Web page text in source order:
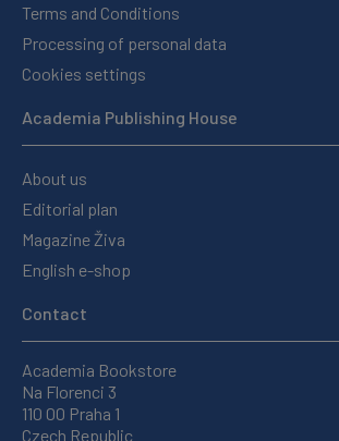
Terms and Conditions
Processing of personal data
Cookies settings
Academia Publishing House
About us
Editorial plan
Magazine Živa
English e-shop
Contact
Academia Bookstore
Na Florenci 3
110 00 Praha 1
Czech Republic